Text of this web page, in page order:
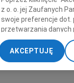
z o. o. jej Zaufanych
swoje preferencje dot.
przetwarzania danych
„Ustawienia
My, nasi Zaufani
dokładnych danych
Przechowywanie
AKCEPTUJĘ